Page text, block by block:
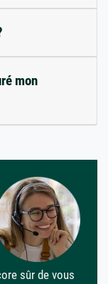
mon
sûr de vous